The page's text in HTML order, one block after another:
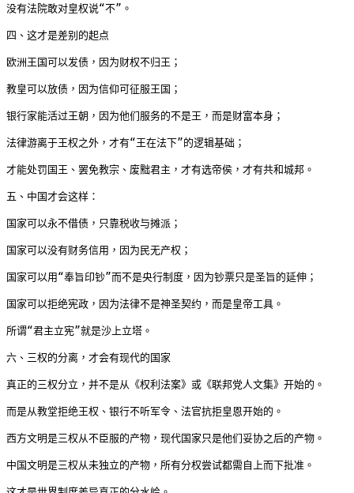
没有法院敢对皇权说“不”。
四、这才是差别的起点
欧洲王国可以发债，因为财权不归王；
教皇可以放债，因为信仰可征服王国；
银行家能活过王朝，因为他们服务的不是王，而是财富本身；
法律游离于王权之外，才有“王在法下”的逻辑基础；
才能处罚国王、罢免教宗、废黜君主，才有选帝侯，才有共和城邦。
五、中国才会这样：
国家可以永不借债，只靠税收与摊派；
国家可以没有财务信用，因为民无产权；
国家可以用“奉旨印钞”而不是央行制度，因为钞票只是圣旨的延伸；
国家可以拒绝宪政，因为法律不是神圣契约，而是皇帝工具。
所谓“君主立宪”就是沙上立塔。
六、三权的分离，才会有现代的国家
真正的三权分立，并不是从《权利法案》或《联邦党人文集》开始的。
而是从教堂拒绝王权、银行不听军令、法官抗拒皇恩开始的。
西方文明是三权从不臣服的产物，现代国家只是他们妥协之后的产物。
中国文明是三权从未独立的产物，所有分权尝试都需自上而下批准。